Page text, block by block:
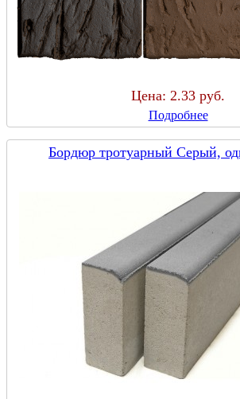
Цена: 2.33 руб.
Подробнее
Бордюр тротуарный Серый,